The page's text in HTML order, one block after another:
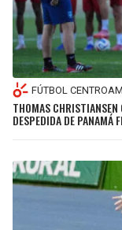
FÚTBOL
THOMAS CHRISTIANSEN
DESPEDIDA DE PANAMÁ